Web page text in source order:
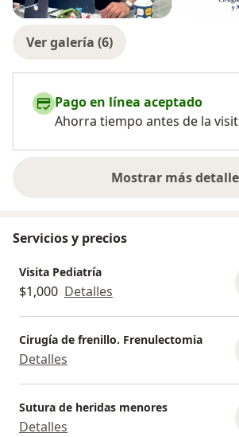
Ver galería (6)
Pago en línea aceptado
Ahorra tiempo antes de la
Mostrar mássobre la
Servicios y precios
Visita Pediatría
$1,000 Detalles
Cirugía de frenillo. Frenulectomia
Detalles
Sutura de heridas menores
Detalles